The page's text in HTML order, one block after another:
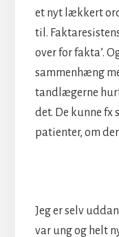
et nyt lækkert
til.
over for fakta’.
sammenhæng
tandlægerne
det. De kunne fx
patienter, om
Jeg er selv
var ung og helt